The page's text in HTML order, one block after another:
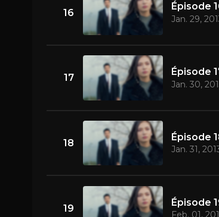
16
Épisode
Jan. 29,
17
Épisode
Jan. 30,
18
Épisode
Jan. 31,
19
Épisode
Feb. 01,